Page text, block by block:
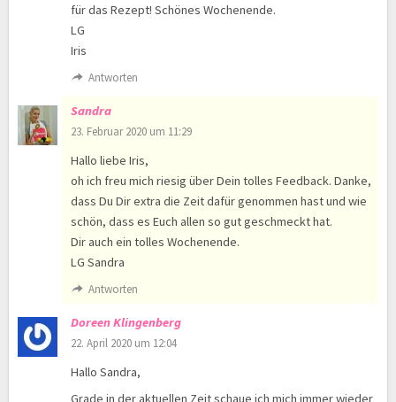
für das Rezept! Schönes Wochenende.
LG
Iris
Antworten
Sandra
23. Februar 2020 um 11:29
Hallo liebe Iris,
oh ich freu mich riesig über Dein tolles Feedback. Danke,
dass Du Dir extra die Zeit dafür genommen hast und wie
schön, dass es Euch allen so gut geschmeckt hat.
Dir auch ein tolles Wochenende.
LG Sandra
Antworten
Doreen Klingenberg
22. April 2020 um 12:04
Hallo Sandra,